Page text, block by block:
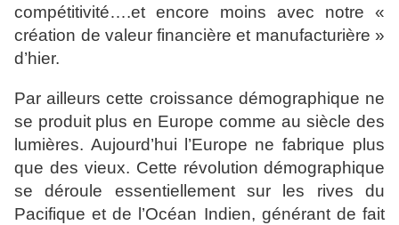
compétitivité….et encore moins avec notre «
création de valeur financière et manufacturière »
d’hier.
Par ailleurs cette croissance démographique ne
se produit plus en Europe comme au siècle des
lumières. Aujourd’hui
l’Europe ne fabrique plus
que des vieux. Cette révolution démographique
se déroule essentiellement sur les rives du
Pacifique et de l’Océan Indien, générant de fait